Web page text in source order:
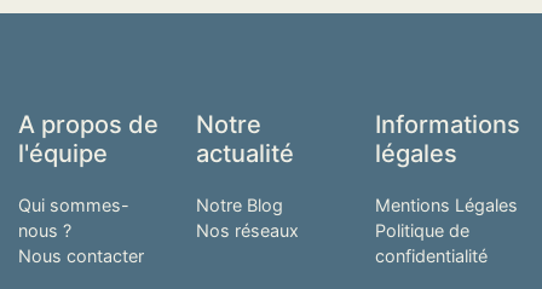
A propos de
l'équipe
Qui sommes-
nous ?
Nous contacter
Notre
actualité
Notre Blog
Nos réseaux
Informations
légales
Mentions Légales
Politique de
confidentialité